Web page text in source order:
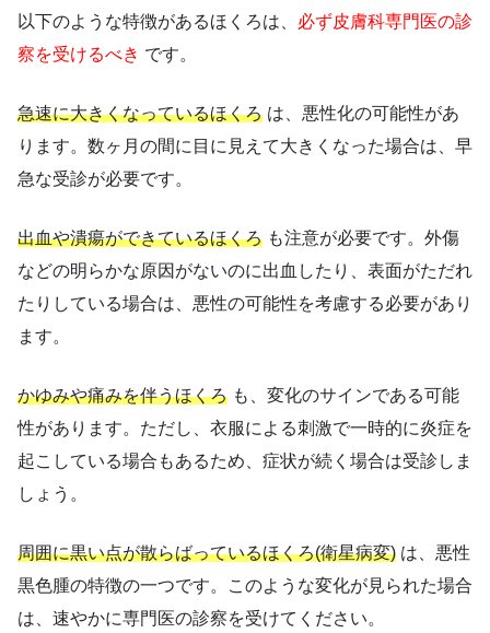
以下のような特徴があるほくろは、 必ず皮膚科専門医の診
察を受けるべき です。
急速に大きくなっているほくろ は、悪性化の可能性があ
ります。数ヶ月の間に目に見えて大きくなった場合は、早
急な受診が必要です。
出血や潰瘍ができているほくろ も注意が必要です。外傷
などの明らかな原因がないのに出血したり、表面がただれ
たりしている場合は、悪性の可能性を考慮する必要があり
ます。
かゆみや痛みを伴うほくろ も、変化のサインである可能
性があります。ただし、衣服による刺激で一時的に炎症を
起こしている場合もあるため、症状が続く場合は受診しま
しょう。
周囲に黒い点が散らばっているほくろ(衛星病変) は、悪性
黒色腫の特徴の一つです。このような変化が見られた場合
は、速やかに専門医の診察を受けてください。